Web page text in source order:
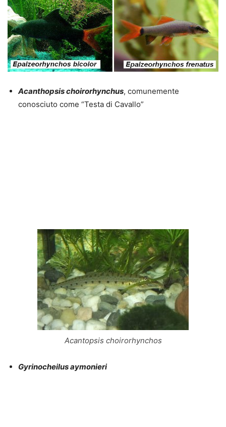
Acanthopsis choirorhynchus, comunemente
conosciuto come “Testa di Cavallo”
Acantopsis choirorhynchos
Gyrinocheilus aymonieri